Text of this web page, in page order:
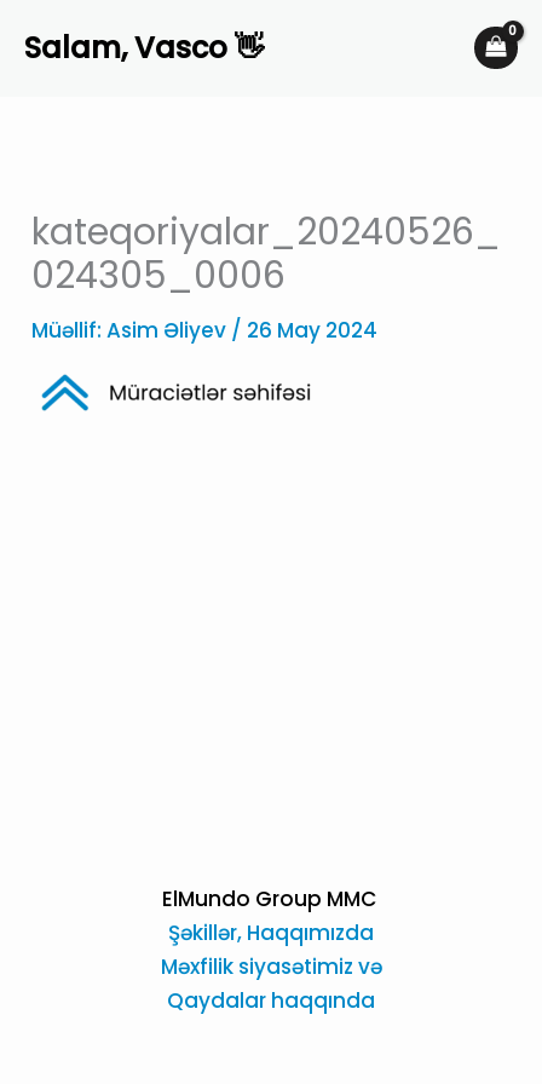
Salam, Vasco 👋
kateqoriyalar_20240526_
024305_0006
Müəllif:Asim Əliyev / 26 May 2024
ElMundo Group MMC
Şəkillər, Haqqımızda
Məxfilik siyasətimiz və
Qaydalar haqqında